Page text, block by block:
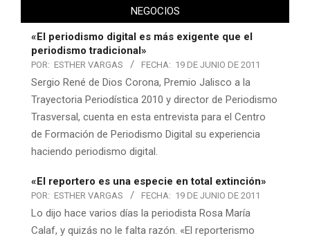
NEGOCIOS
«El periodismo digital es más exigente que el
periodismo tradicional»
POR: ESTHER VARGAS FECHA: 19 DE JUNIO DE 2011
Sergio René de Dios Corona, Premio Jalisco a la
Trayectoria Periodística 2010 y director de Periodismo
Trasversal, cuenta en esta entrevista para el Centro
de Formación de Periodismo Digital su experiencia
haciendo periodismo digital.
«El reportero es una especie en total extinción»
POR: ESTHER VARGAS FECHA: 19 DE JUNIO DE 2011
Lo dijo hace varios días la periodista Rosa María
Calaf, y quizás no le falta razón. «El reporterismo